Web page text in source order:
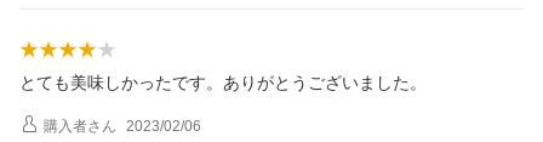
とても美味しかったです。ありがとうございました。
購入者さん 2023/02/06